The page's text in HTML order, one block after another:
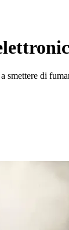
smettere di